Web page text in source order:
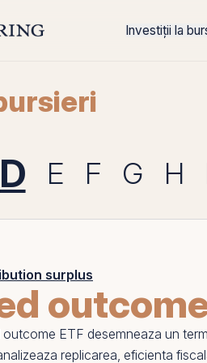
Investiții la
D E F G H
surplus
outcome ETF desemneaza un
replicarea, eficienta